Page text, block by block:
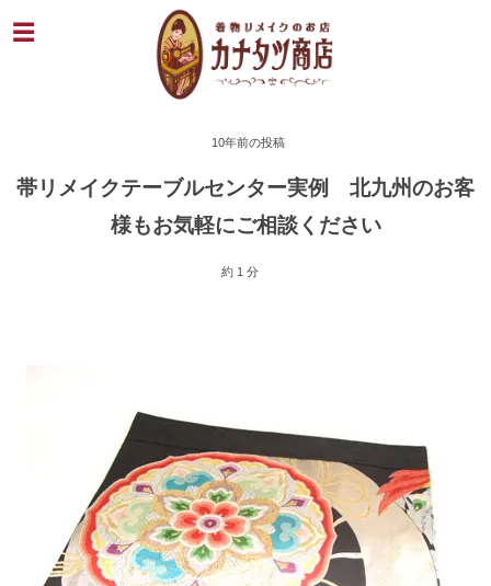
10年前の投稿
帯リメイクテーブルセンター実例 北九州のお客
様もお気軽にご相談ください
約 1 分